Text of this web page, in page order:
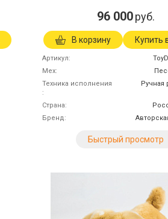
96 000 руб.
В корзину Купить
Артикул
Мех
Техника исполнения
Ручная
Страна
Бренд
Быстрый просмотр